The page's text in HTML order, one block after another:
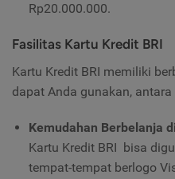
Rp20.000.000.
Fasilitas Kartu Kredit BRI
Kartu Kredit BRI memiliki
dapat Anda gunakan,
Kemudahan Berbelanja
Kartu Kredit BRI bisa
tempat-tempat berlogo